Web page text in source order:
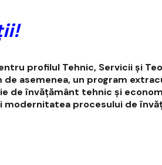
profilul Tehnic, Servicii și
asemenea, un program
de învățământ tehnic și
modernitatea procesului de